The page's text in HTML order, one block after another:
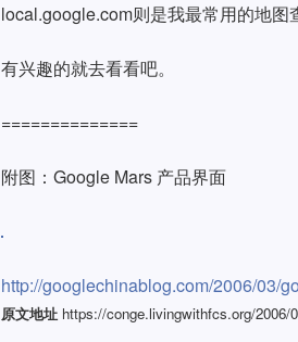
local.google.com则是我最常用的地图
有兴趣的就去看看吧。
==============
附图：Google Mars 产品界面
http://googlechinablog.com/2006/03/
原文地址 https://conge.livingwithfcs.org/2006/